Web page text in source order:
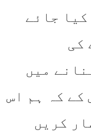
جائے
کی
میں
کے کہ ہم اس
کریں